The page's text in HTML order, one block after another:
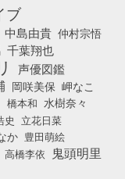
ブ
中島由貴 仲村宗悟
千葉翔也
声優図鑑
岡咲美保 岬なこ
橋本和 水樹奈々
史 立花日菜
か 豊田萌絵
高橋李依 鬼頭明里